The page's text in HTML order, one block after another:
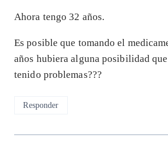
Ahora tengo 32 años.
Es posible que tomando el
años hubiera alguna posibilidad
tenido problemas???
Responder